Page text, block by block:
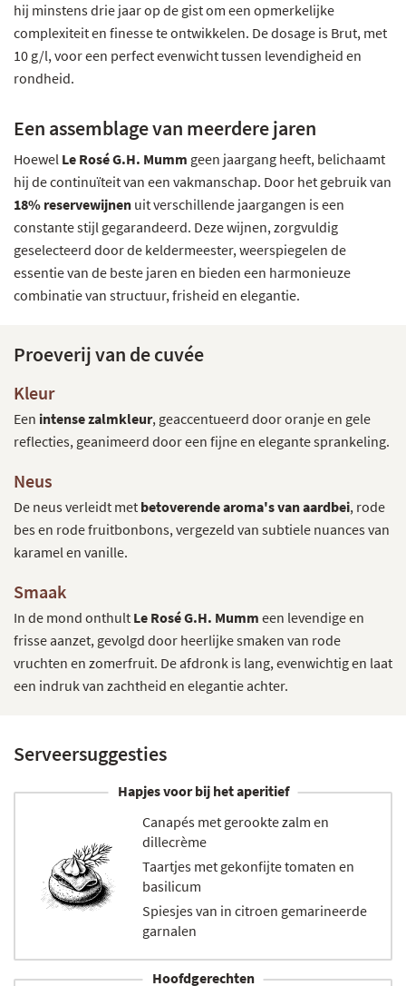
hij minstens drie jaar op de gist om een opmerkelijke
complexiteit en finesse te ontwikkelen. De dosage is Brut, met
10 g/l, voor een perfect evenwicht tussen levendigheid en
rondheid.
Een assemblage van meerdere jaren
Hoewel Le Rosé G.H. Mumm geen jaargang heeft, belichaamt
hij de continuïteit van een vakmanschap. Door het gebruik van
18% reservewijnen uit verschillende jaargangen is een
constante stijl gegarandeerd. Deze wijnen, zorgvuldig
geselecteerd door de keldermeester, weerspiegelen de
essentie van de beste jaren en bieden een harmonieuze
combinatie van structuur, frisheid en elegantie.
Proeverij van de cuvée
Kleur
Een intense zalmkleur, geaccentueerd door oranje en gele
reflecties, geanimeerd door een fijne en elegante sprankeling.
Neus
De neus verleidt met betoverende aroma's van aardbei, rode
bes en rode fruitbonbons, vergezeld van subtiele nuances van
karamel en vanille.
Smaak
In de mond onthult Le Rosé G.H. Mumm een levendige en
frisse aanzet, gevolgd door heerlijke smaken van rode
vruchten en zomerfruit. De afdronk is lang, evenwichtig en laat
een indruk van zachtheid en elegantie achter.
Serveersuggesties
Hapjes voor bij het aperitief
Canapés met gerookte zalm en
dillecrème
Taartjes met gekonfijte tomaten en
basilicum
Spiesjes van in citroen gemarineerde
garnalen
Hoofdgerechten